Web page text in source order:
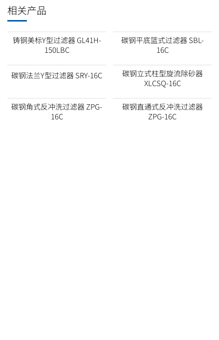
相关产品
铸钢美标Y型过滤器 GL41H-
150LBC
碳钢平底篮式过滤器 SBL-
16C
碳钢法兰Y型过滤器 SRY-16C
碳钢立式柱型旋流除砂器
XLCSQ-16C
碳钢角式反冲洗过滤器 ZPG-
16C
碳钢直通式反冲洗过滤器
ZPG-16C